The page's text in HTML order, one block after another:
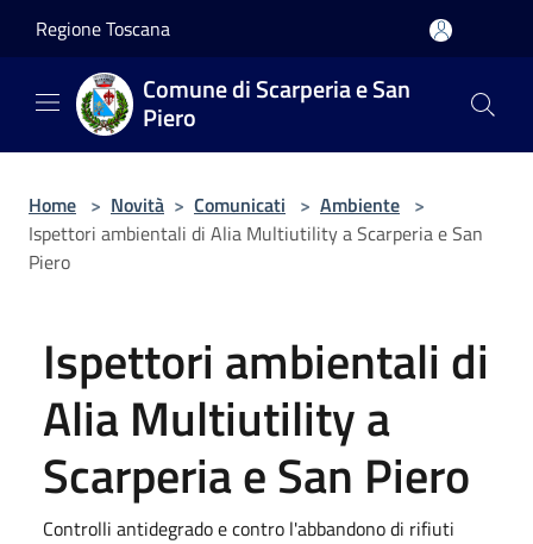
Regione Toscana
Comune di Scarperia e San
Piero
Home > Novità > Comunicati > Ambiente >
Ispettori ambientali di Alia Multiutility a Scarperia e San
Piero
Ispettori ambientali di
Alia Multiutility a
Scarperia e San Piero
Controlli antidegrado e contro l'abbandono di rifiuti